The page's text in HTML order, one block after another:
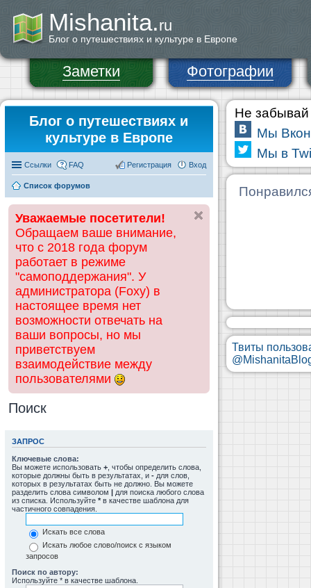
Mishanita.ru
Блог о путешествиях и культуре в Европе
Заметки Фотографии
Блог о путешествиях и
культуре в Европе
Ссылки FAQ Вход
Регистрация
Список форумов
Уважаемые посетители!
Обращаем ваше внимание,
что с 2018 года форум
работает в режиме
"самоподдержания". У
администратора (Foxy) в
настоящее время нет
возможности отвечать на
ваши вопросы, но мы
приветствуем
взаимодействие между
пользователями
Поиск
ЗАПРОС
Ключевые слова:
Вы можете использовать + , чтобы определить слова,
которые должны быть в результатах, и - для слов,
которых в результатах быть не должно. Вы можете
разделить слова символом | для поиска любого слова
из списка. Используйте * в качестве шаблона для
частичного совпадения.
Искать все слова
Искать любое слово/поиск с языком
запросов
Поиск по автору:
Используйте * в качестве шаблона.
Не забывай
Мы
Мы в
Твиты